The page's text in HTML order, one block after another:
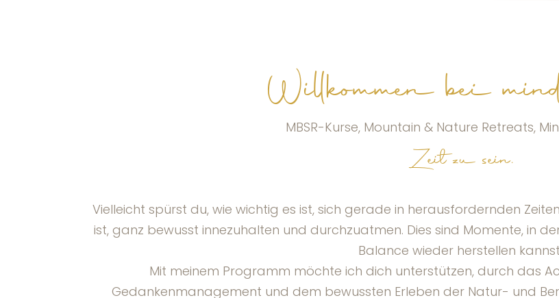
Willkommen bei
MBSR-Kurse, Mountain & Nature Retreats,
Zeit zu sein.
Vielleicht spürst du, wie wichtig es ist, sich gerade in herausfordernden
ist, ganz bewusst innezuhalten und durchzuatmen. Dies sind Momente, in
Balance wieder herstellen
Mit meinem Programm möchte ich dich unterstützen, durch das
Gedankenmanagement und dem bewussten Erleben der Natur- und